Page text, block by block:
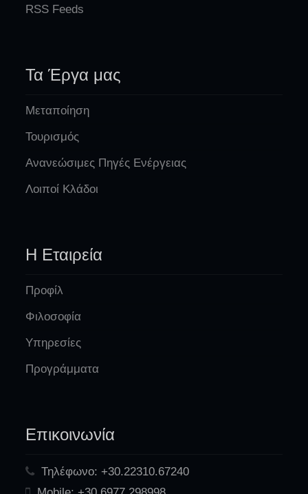
RSS Feeds
Τα Έργα μας
Μεταποίηση
Τουρισμός
Ανανεώσιμες Πηγές Ενέργειας
Λοιποί Κλάδοι
Η Εταιρεία
Προφίλ
Φιλοσοφία
Υπηρεσίες
Προγράμματα
Επικοινωνία
Τηλέφωνο: +30.22310.67240